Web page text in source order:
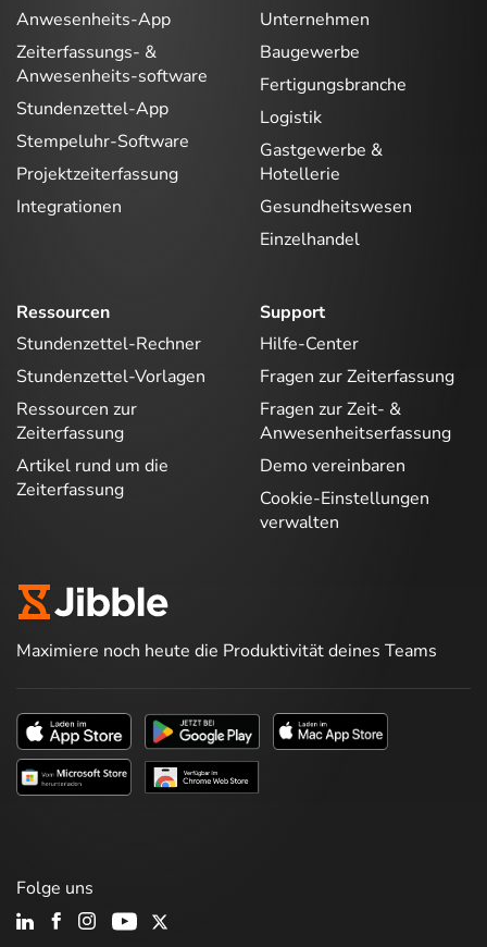
Anwesenheits-App
Zeiterfassungs- &
Anwesenheits-software
Stundenzettel-App
Stempeluhr-Software
Projektzeiterfassung
Integrationen
Unternehmen
Baugewerbe
Fertigungsbranche
Logistik
Gastgewerbe &
Hotellerie
Gesundheitswesen
Einzelhandel
Ressourcen
Stundenzettel-Rechner
Stundenzettel-Vorlagen
Ressourcen zur
Zeiterfassung
Artikel rund um die
Zeiterfassung
Support
Hilfe-Center
Fragen zur Zeiterfassung
Fragen zur Zeit- &
Anwesenheitserfassung
Demo vereinbaren
Cookie-Einstellungen
verwalten
Maximiere noch heute die Produktivität deines Teams
Folge uns